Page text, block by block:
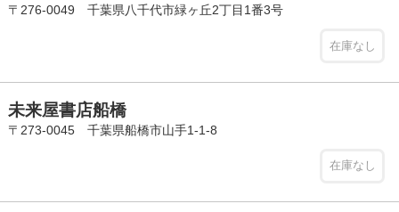
〒276-0049 千葉県八千代市緑ヶ丘2丁目1番3号
在庫なし
未来屋書店船橋
〒273-0045 千葉県船橋市山手1-1-8
在庫なし